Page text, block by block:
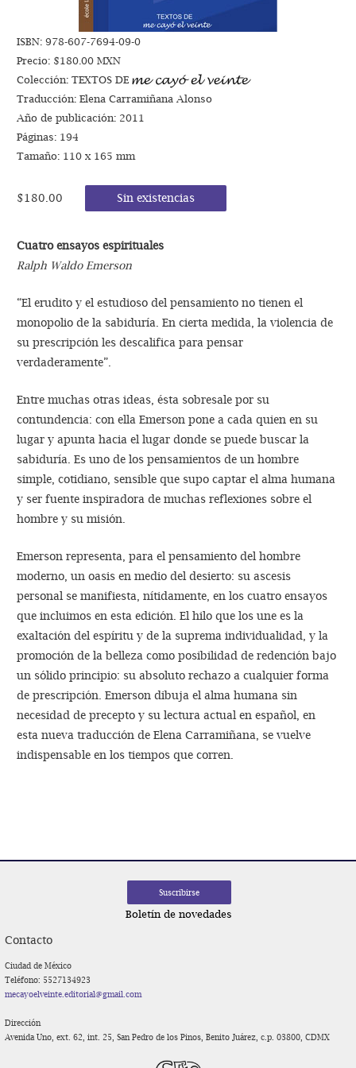
ISBN: 978-607-7694-09-0
Precio: $180.00 MXN
Colección: TEXTOS DE
Traducción: Elena Carramiñana Alonso
Año de publicación: 2011
Páginas: 194
Tamaño: 110 x 165 mm
$180.00 Sin existencias
Cuatro ensayos espirituales
Ralph Waldo Emerson
“El erudito y el estudioso del pensamiento no tienen el
monopolio de la sabiduría. En cierta medida, la violencia de
su prescripción les descalifica para pensar
verdaderamente”.
Entre muchas otras ideas, ésta sobresale por su
contundencia: con ella Emerson pone a cada quien en su
lugar y apunta hacia el lugar donde se puede buscar la
sabiduría. Es uno de los pensamientos de un hombre
simple, cotidiano, sensible que supo captar el alma humana
y ser fuente inspiradora de muchas reflexiones sobre el
hombre y su misión.
Emerson representa, para el pensamiento del hombre
moderno, un oasis en medio del desierto: su ascesis
personal se manifiesta, nítidamente, en los cuatro ensayos
que incluimos en esta edición. El hilo que los une es la
exaltación del espíritu y de la suprema individualidad, y la
promoción de la belleza como posibilidad de redención bajo
un sólido principio: su absoluto rechazo a cualquier forma
de prescripción. Emerson dibuja el alma humana sin
necesidad de precepto y su lectura actual en español, en
esta nueva traducción de Elena Carramiñana, se vuelve
indispensable en los tiempos que corren.
Navegación
entradasBoletín de novedades
Contacto
Ciudad de México
Teléfono: 5527134923
mecayoelveinte.editorial@gmail.com
Dirección
Avenida Uno, ext. 62, int. 25, San Pedro de los Pinos, Benito Juárez, c.p. 03800, CDMX